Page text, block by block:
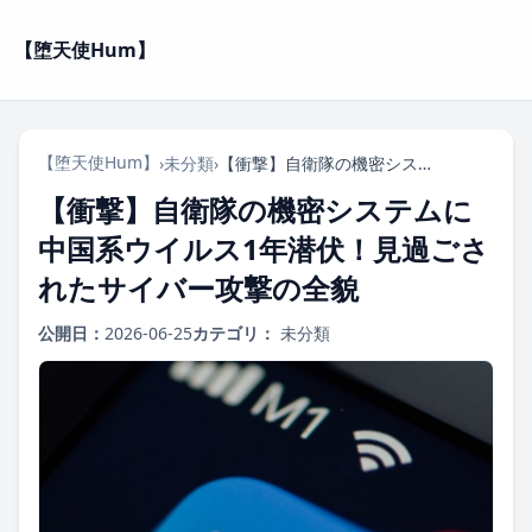
【堕天使Hum】
【堕天使Hum】 ›未分類› 【衝撃】自衛隊の機密システムに中国系ウイルス1年潜伏！見過ごされたサイバー攻撃の全貌
【衝撃】自衛隊の機密システムに
中国系ウイルス1年潜伏！見過ごさ
れたサイバー攻撃の全貌
公開日： 2026-06-25カテゴリ： 未分類